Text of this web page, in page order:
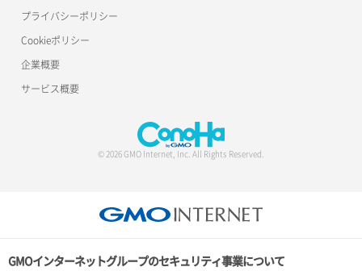
プライバシーポリシー
Cookieポリシー
企業概要
サービス概要
© 2026 GMO Internet, Inc. All Rights Reserved.
GMOインターネットグループのセキュリティ事業について